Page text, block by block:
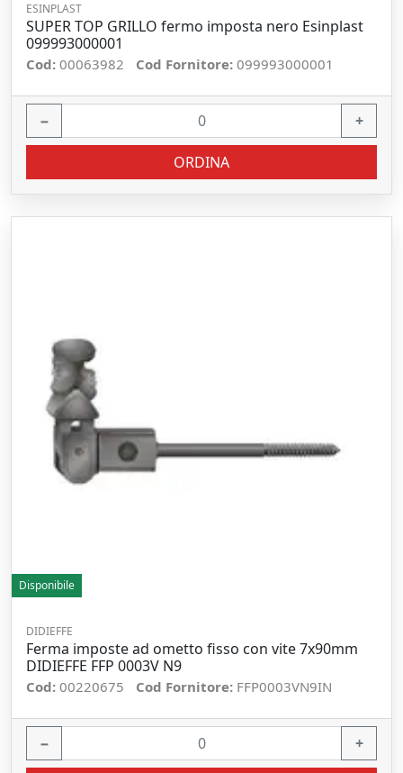
ESINPLAST
SUPER TOP GRILLO fermo imposta nero Esinplast
099993000001
Cod: 00063982 Cod Fornitore: 099993000001
− +
ORDINA
Disponibile
DIDIEFFE
Ferma imposte ad ometto fisso con vite 7x90mm
DIDIEFFE FFP 0003V N9
Cod: 00220675 Cod Fornitore: FFP0003VN9IN
− +